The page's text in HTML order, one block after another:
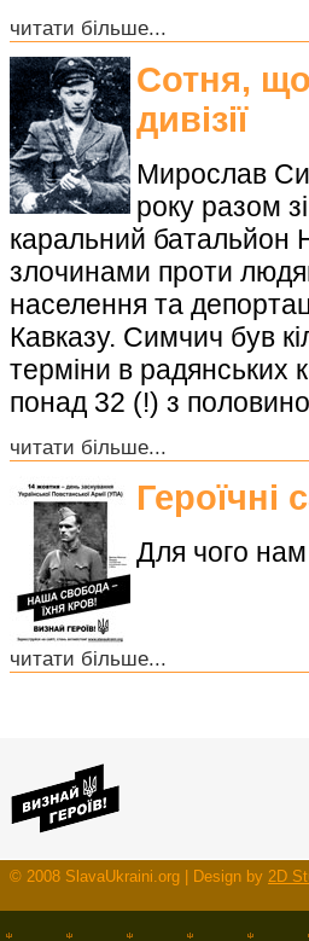
читати більше...
Сотня,
дивізії
Мирослав
року разом
каральний батальйон
злочинами проти
населення та
Кавказу. Симчич був
терміни в радянських
понад 32 (!) з
читати більше...
Героїчні
Для чого
читати більше...
© 2008 SlavaUkraini.org | Design by 2D